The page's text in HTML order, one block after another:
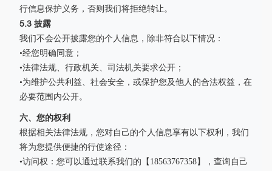
行信息保护义务，否则我们将拒绝转让。
5.3 披露
我们不会公开披露您的个人信息，除非符合以下情况：
•经您明确同意；
•法律法规、行政机关、司法机关要求公开；
•为维护公共利益、社会安全，或保护您及他人的合法权益，在
必要范围内公开。
六、您的权利
根据相关法律法规，您对自己的个人信息享有以下权利，我们
将为您提供便捷的行使途径：
•访问权：您可以通过联系我们的【18563767358】，查询自己